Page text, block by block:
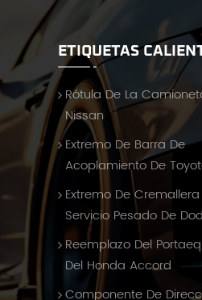
ETIQUETAS
Rótula De La
Nissan
Extremo De Barra De
Acoplamiento De
Extremo De
Servicio Pesado De
Reemplazo Del
Del Honda Accord
Componente De